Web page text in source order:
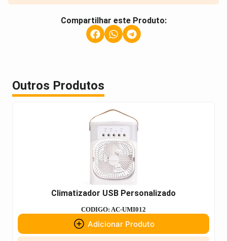
Compartilhar este Produto:
Outros Produtos
Climatizador USB Personalizado
CODIGO: AC-UMI012
Adicionar Produto